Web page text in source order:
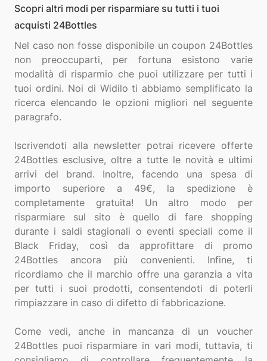
Scopri altri modi per risparmiare su tutti i tuoi
acquisti 24Bottles
Nel caso non fosse disponibile un coupon 24Bottles
non preoccuparti, per fortuna esistono varie
modalità di risparmio che puoi utilizzare per tutti i
tuoi ordini. Noi di Widilo ti abbiamo semplificato la
ricerca elencando le opzioni migliori nel seguente
paragrafo.
Iscrivendoti alla newsletter potrai ricevere offerte
24Bottles esclusive, oltre a tutte le novità e ultimi
arrivi del brand. Inoltre, facendo una spesa di
importo superiore a 49€, la spedizione è
completamente gratuita! Un altro modo per
risparmiare sul sito è quello di fare shopping
durante i saldi stagionali o eventi speciali come il
Black Friday, così da approfittare di promo
24Bottles ancora più convenienti. Infine, ti
ricordiamo che il marchio offre una garanzia a vita
per tutti i suoi prodotti, consentendoti di poterli
rimpiazzare in caso di difetto di fabbricazione.
Come vedi, anche in mancanza di un voucher
24Bottles puoi risparmiare in vari modi, tuttavia, ti